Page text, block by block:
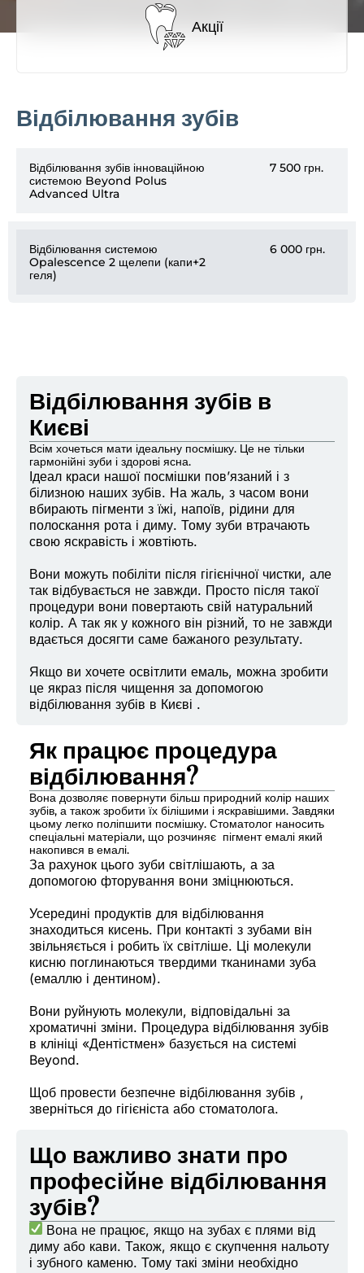
Акції
Відбілювання зубів
Відбілювання зубів інноваційною
системою Beyond Polus
Advanced Ultra
7 500 грн.
Відбілювання системою
Opalescence 2 щелепи (капи+2
геля)
6 000 грн.
Відбілювання зубів в
Києві
Всім хочеться мати ідеальну посмішку. Це не тільки
гармонійні зуби і здорові ясна.
Ідеал краси нашої посмішки пов’язаний і з
білизною наших зубів. На жаль, з часом вони
вбирають пігменти з їжі, напоїв, рідини для
полоскання рота і диму. Тому зуби втрачають
свою яскравість і жовтіють.
Вони можуть побіліти після гігієнічної чистки, але
так відбувається не завжди. Просто після такої
процедури вони повертають свій натуральний
колір. А так як у кожного він різний, то не завжди
вдається досягти саме бажаного результату.
Якщо ви хочете освітлити емаль, можна зробити
це якраз після чищення за допомогою
відбілювання зубів в Києві .
Як працює процедура
відбілювання?
Вона дозволяє повернути більш природний колір наших
зубів, а також зробити їх білішими і яскравішими. Завдяки
цьому легко поліпшити посмішку. Стоматолог наносить
спеціальні матеріали, що розчиняє пігмент емалі який
накопився в емалі.
За рахунок цього зуби світлішають, а за
допомогою фторування вони зміцнюються.
Усередині продуктів для відбілювання
знаходиться кисень. При контакті з зубами він
звільняється і робить їх світліше. Ці молекули
кисню поглинаються твердими тканинами зуба
(емаллю і дентином).
Вони руйнують молекули, відповідальні за
хроматичні зміни. Процедура відбілювання зубів
в клініці «Дентістмен» базується на системі
Beyond.
Щоб провести безпечне відбілювання зубів ,
зверніться до гігієніста або стоматолога.
Що важливо знати про
професійне відбілювання
зубів?
Вона не працює, якщо на зубах є плями від
диму або кави. Також, якщо є скупчення нальоту
і зубного каменю. Тому такі зміни необхідно